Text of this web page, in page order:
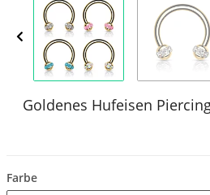
Goldenes Hufeisen
Farbe